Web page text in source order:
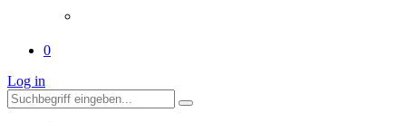
0
Log in